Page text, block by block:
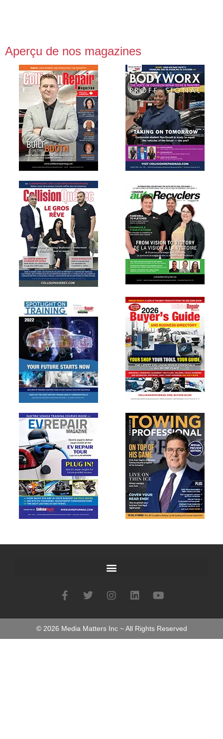
Aperçu de nos magazines
© 2026 Media Matters Inc ~ All Rights Reserved